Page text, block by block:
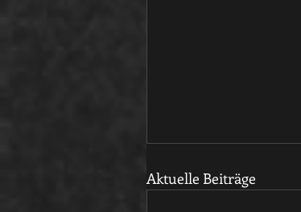
Aktuelle Beiträge